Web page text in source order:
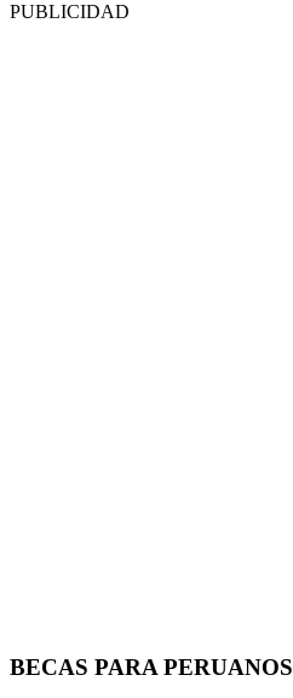
PUBLICIDAD
BECAS PARA PERUANOS